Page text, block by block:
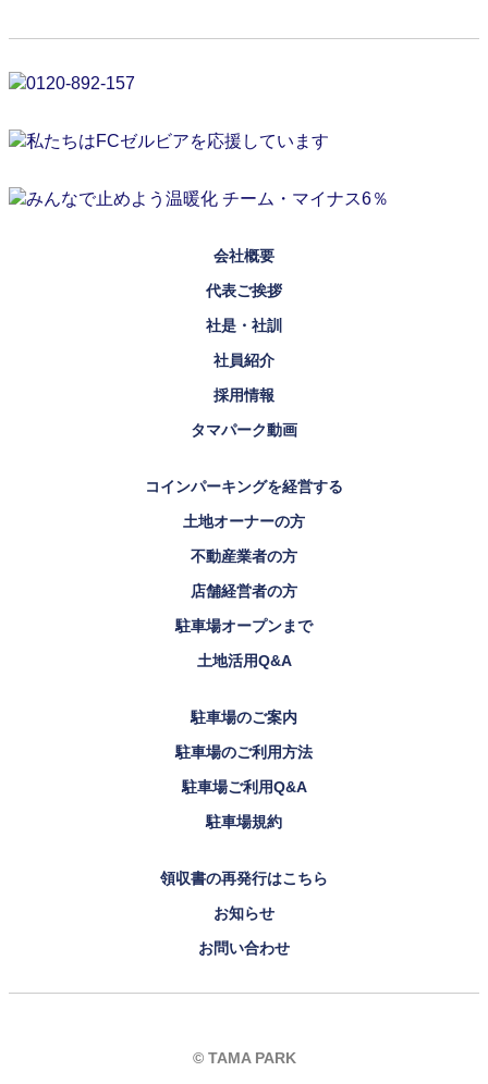
会社概要
代表ご挨拶
社是・社訓
社員紹介
採用情報
タマパーク動画
コインパーキングを経営する
土地オーナーの方
不動産業者の方
店舗経営者の方
駐車場オープンまで
土地活用Q&A
駐車場のご案内
駐車場のご利用方法
駐車場ご利用Q&A
駐車場規約
領収書の再発行はこちら
お知らせ
お問い合わせ
© TAMA PARK